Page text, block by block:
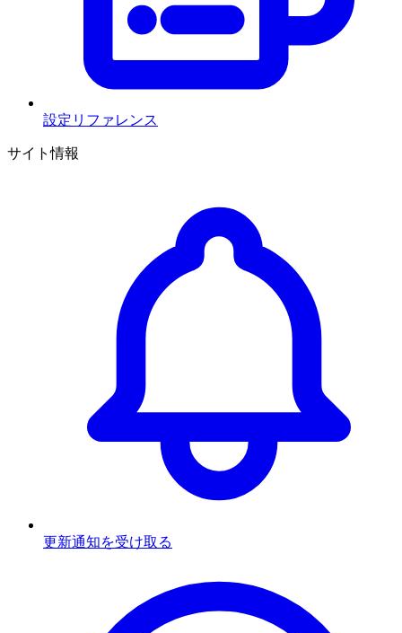
設定リファレンス
サイト情報
更新通知を受け取る